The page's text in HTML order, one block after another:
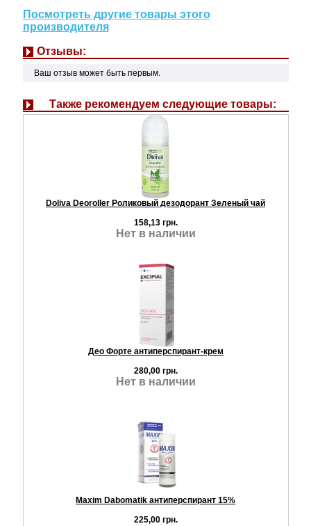
Посмотреть другие товары этого
производителя
Отзывы:
Ваш отзыв может быть первым.
Также рекомендуем следующие товары:
Doliva Deoroller Роликовый дезодорант Зеленый чай
158,13 грн.
Нет в наличии
Део Форте антиперспирант-крем
280,00 грн.
Нет в наличии
Maxim Dabomatik антиперспирант 15%
225,00 грн.